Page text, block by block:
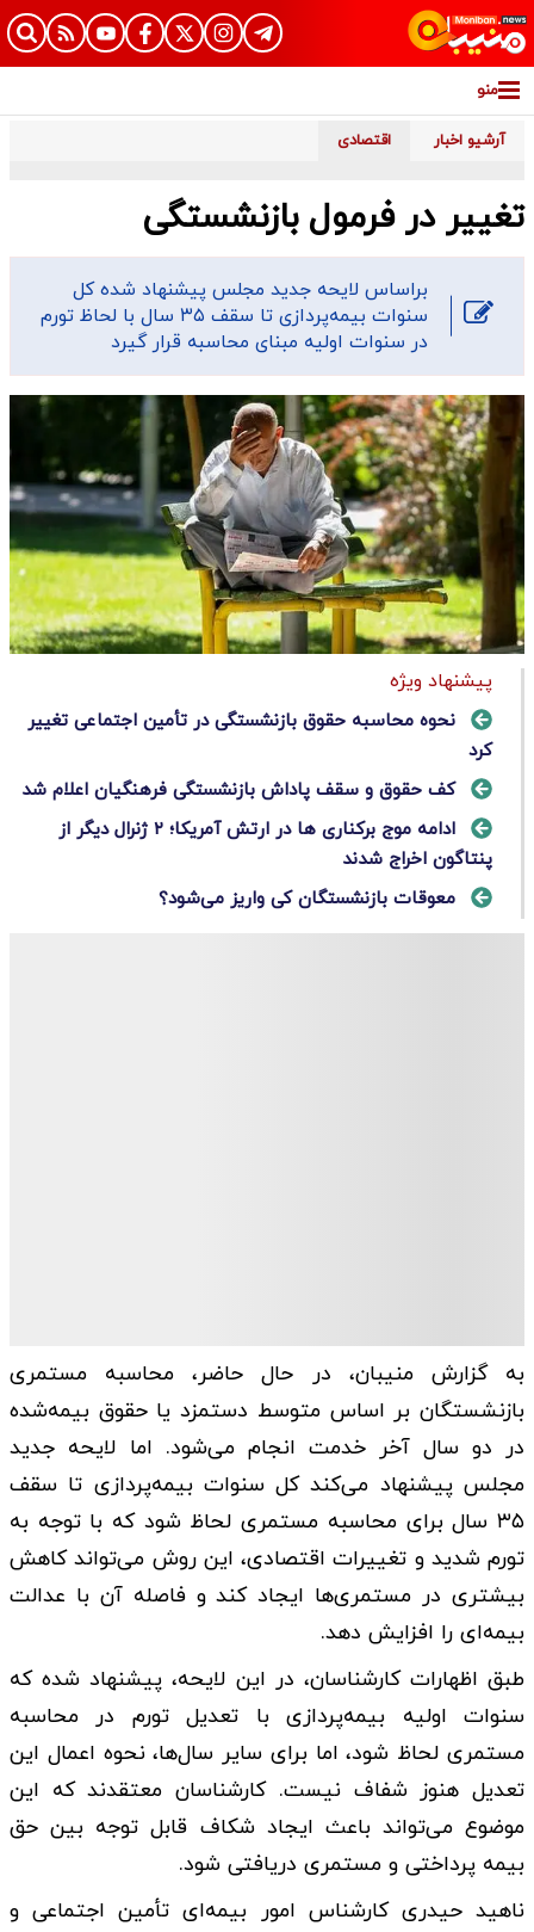
منو
آرشیو اخبار اقتصادی
تغییر در فرمول بازنشستگی
براساس لایحه جدید مجلس پیشنهاد شده کل
سنوات بیمه‌پردازی تا سقف ۳۵ سال با لحاظ تورم
در سنوات اولیه مبنای محاسبه قرار گیرد
پیشنهاد ویژه
نحوه محاسبه حقوق بازنشستگی در تأمین اجتماعی تغییر
کرد
کف حقوق و سقف پاداش بازنشستگی فرهنگیان اعلام شد
ادامه موج برکناری ها در ارتش آمریکا؛ ۲ ژنرال دیگر از
پنتاگون اخراج شدند
معوقات بازنشستگان کی واریز می‌شود؟
به گزارش منیبان، در حال حاضر، محاسبه مستمری
بازنشستگان بر اساس متوسط دستمزد یا حقوق بیمه‌شده
در دو سال آخر خدمت انجام می‌شود. اما لایحه جدید
مجلس پیشنهاد می‌کند کل سنوات بیمه‌پردازی تا سقف
۳۵ سال برای محاسبه مستمری لحاظ شود که با توجه به
تورم شدید و تغییرات اقتصادی، این روش می‌تواند کاهش
بیشتری در مستمری‌ها ایجاد کند و فاصله آن با عدالت
بیمه‌ای را افزایش دهد.
طبق اظهارات کارشناسان، در این لایحه، پیشنهاد شده که
سنوات اولیه بیمه‌پردازی با تعدیل تورم در محاسبه
مستمری لحاظ شود، اما برای سایر سال‌ها، نحوه اعمال این
تعدیل هنوز شفاف نیست. کارشناسان معتقدند که این
موضوع می‌تواند باعث ایجاد شکاف قابل توجه بین حق
بیمه پرداختی و مستمری دریافتی شود.
ناهید حیدری کارشناس امور بیمه‌ای تأمین اجتماعی و